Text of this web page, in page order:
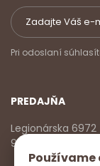
Používame
Pri odoslaní
PREDAJŇA
Legionárska 6972
911 01 Trenčín